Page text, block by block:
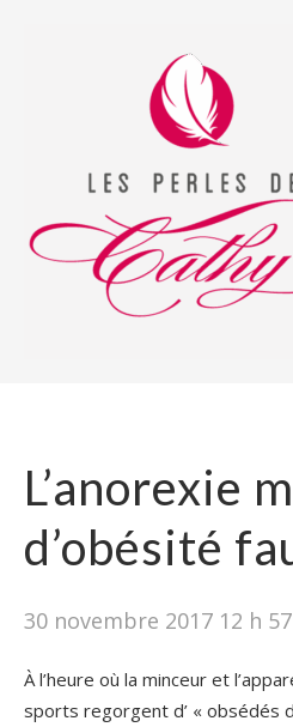
L’anorexie
d’obésité
30 novembre 2017 12 h
À l’heure où la minceur et
sports regorgent d’ « obsédés